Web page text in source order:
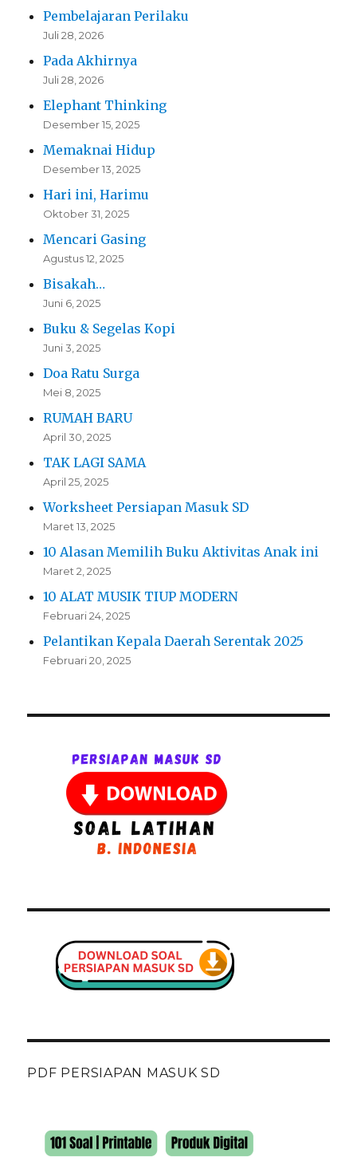
Pembelajaran Perilaku
Juli 28, 2026
Pada Akhirnya
Juli 28, 2026
Elephant Thinking
Desember 15, 2025
Memaknai Hidup
Desember 13, 2025
Hari ini, Harimu
Oktober 31, 2025
Mencari Gasing
Agustus 12, 2025
Bisakah…
Juni 6, 2025
Buku & Segelas Kopi
Juni 3, 2025
Doa Ratu Surga
Mei 8, 2025
RUMAH BARU
April 30, 2025
TAK LAGI SAMA
April 25, 2025
Worksheet Persiapan Masuk SD
Maret 13, 2025
10 Alasan Memilih Buku Aktivitas Anak ini
Maret 2, 2025
10 ALAT MUSIK TIUP MODERN
Februari 24, 2025
Pelantikan Kepala Daerah Serentak 2025
Februari 20, 2025
PDF PERSIAPAN MASUK SD